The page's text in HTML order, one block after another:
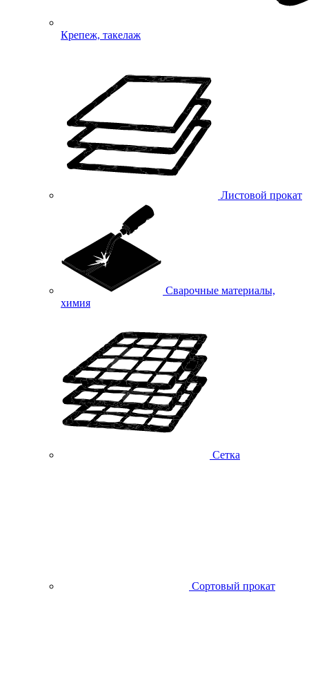
Крепеж, такелаж
Листовой прокат
Сварочные материалы,
химия
Сетка
Сортовый прокат